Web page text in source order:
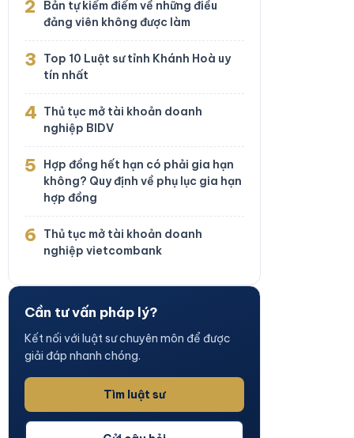
2
Bản tự kiểm điểm về những điều
đảng viên không được làm
3
Top 10 Luật sư tỉnh Khánh Hoà uy
tín nhất
4 Thủ tục mở tài khoản doanh
nghiệp BIDV
5
Hợp đồng hết hạn có phải gia hạn
không? Quy định về phụ lục gia hạn
hợp đồng
6
Thủ tục mở tài khoản doanh
nghiệp vietcombank
Cần tư vấn pháp lý?
Kết nối với luật sư chuyên môn để được
giải đáp nhanh chóng.
Tìm luật sư